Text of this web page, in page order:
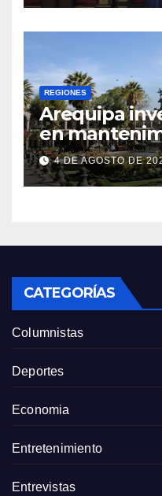
REGIONES
Arequipa
en
de la Plaza
4 DE AGOSTO DE
CATEGORÍAS
Columnistas
Deportes
Economia
Entretenimiento
Entrevistas